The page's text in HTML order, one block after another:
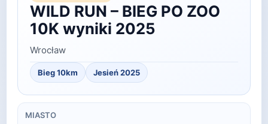
WILD RUN – BIEG PO ZOO
10K wyniki 2025
Wrocław
Bieg 10km Jesień2025
MIASTO